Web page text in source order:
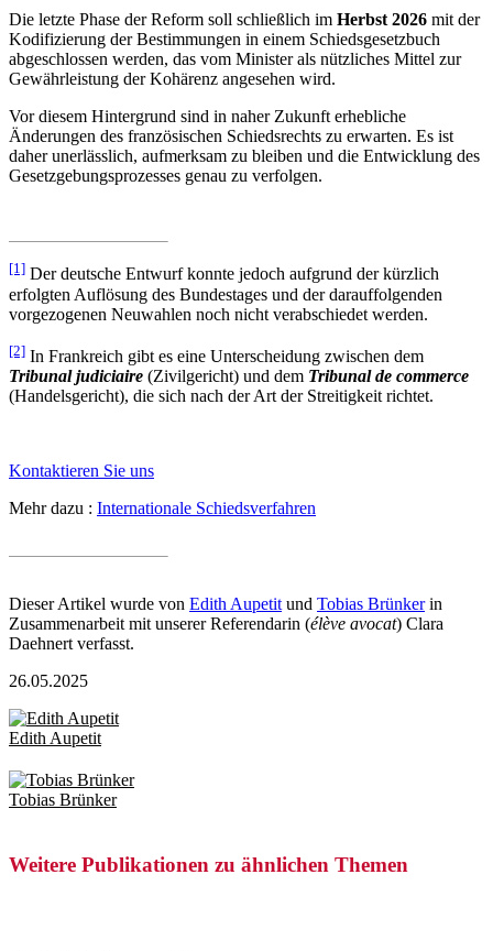
Die letzte Phase der Reform soll schließlich im Herbst 2026 mit der
Kodifizierung der Bestimmungen in einem Schiedsgesetzbuch
abgeschlossen werden, das vom Minister als nützliches Mittel zur
Gewährleistung der Kohärenz angesehen wird.
Vor diesem Hintergrund sind in naher Zukunft erhebliche
Änderungen des französischen Schiedsrechts zu erwarten. Es ist
daher unerlässlich, aufmerksam zu bleiben und die Entwicklung des
Gesetzgebungsprozesses genau zu verfolgen.
[1] Der deutsche Entwurf konnte jedoch aufgrund der kürzlich
erfolgten Auflösung des Bundestages und der darauffolgenden
vorgezogenen Neuwahlen noch nicht verabschiedet werden.
[2] In Frankreich gibt es eine Unterscheidung zwischen dem
Tribunal judiciaire (Zivilgericht) und dem Tribunal de commerce
(Handelsgericht), die sich nach der Art der Streitigkeit richtet.
Kontaktieren Sie uns
Mehr dazu : Internationale Schiedsverfahren
Dieser Artikel wurde von Edith Aupetit und Tobias Brünkerin
Zusammenarbeit mit unserer Referendarin (élève avocat) Clara
Daehnert verfasst.
26.05.2025
Edith Aupetit
Tobias Brünker
Weitere Publikationen zu ähnlichen Themen